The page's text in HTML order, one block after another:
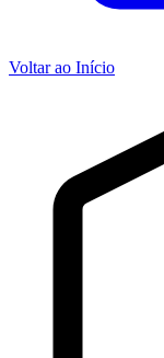
Voltar ao Início